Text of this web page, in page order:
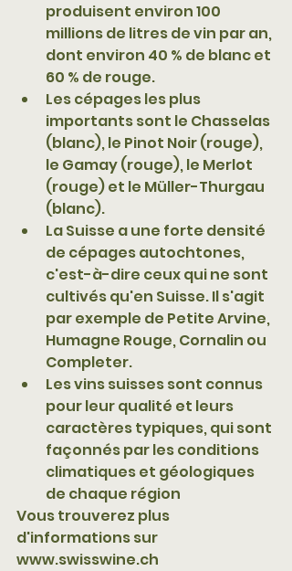
produisent environ 100
millions de litres de vin par an,
dont environ 40 % de blanc et
60 % de rouge.
Les cépages les plus
importants sont le Chasselas
(blanc), le Pinot Noir (rouge),
le Gamay (rouge), le Merlot
(rouge) et le Müller-Thurgau
(blanc).
La Suisse a une forte densité
de cépages autochtones,
c'est-à-dire ceux qui ne sont
cultivés qu'en Suisse. Il s'agit
par exemple de Petite Arvine,
Humagne Rouge, Cornalin ou
Completer.
Les vins suisses sont connus
pour leur qualité et leurs
caractères typiques, qui sont
façonnés par les conditions
climatiques et géologiques
de chaque région
Vous trouverez plus
d'informations sur
www.swisswine.ch